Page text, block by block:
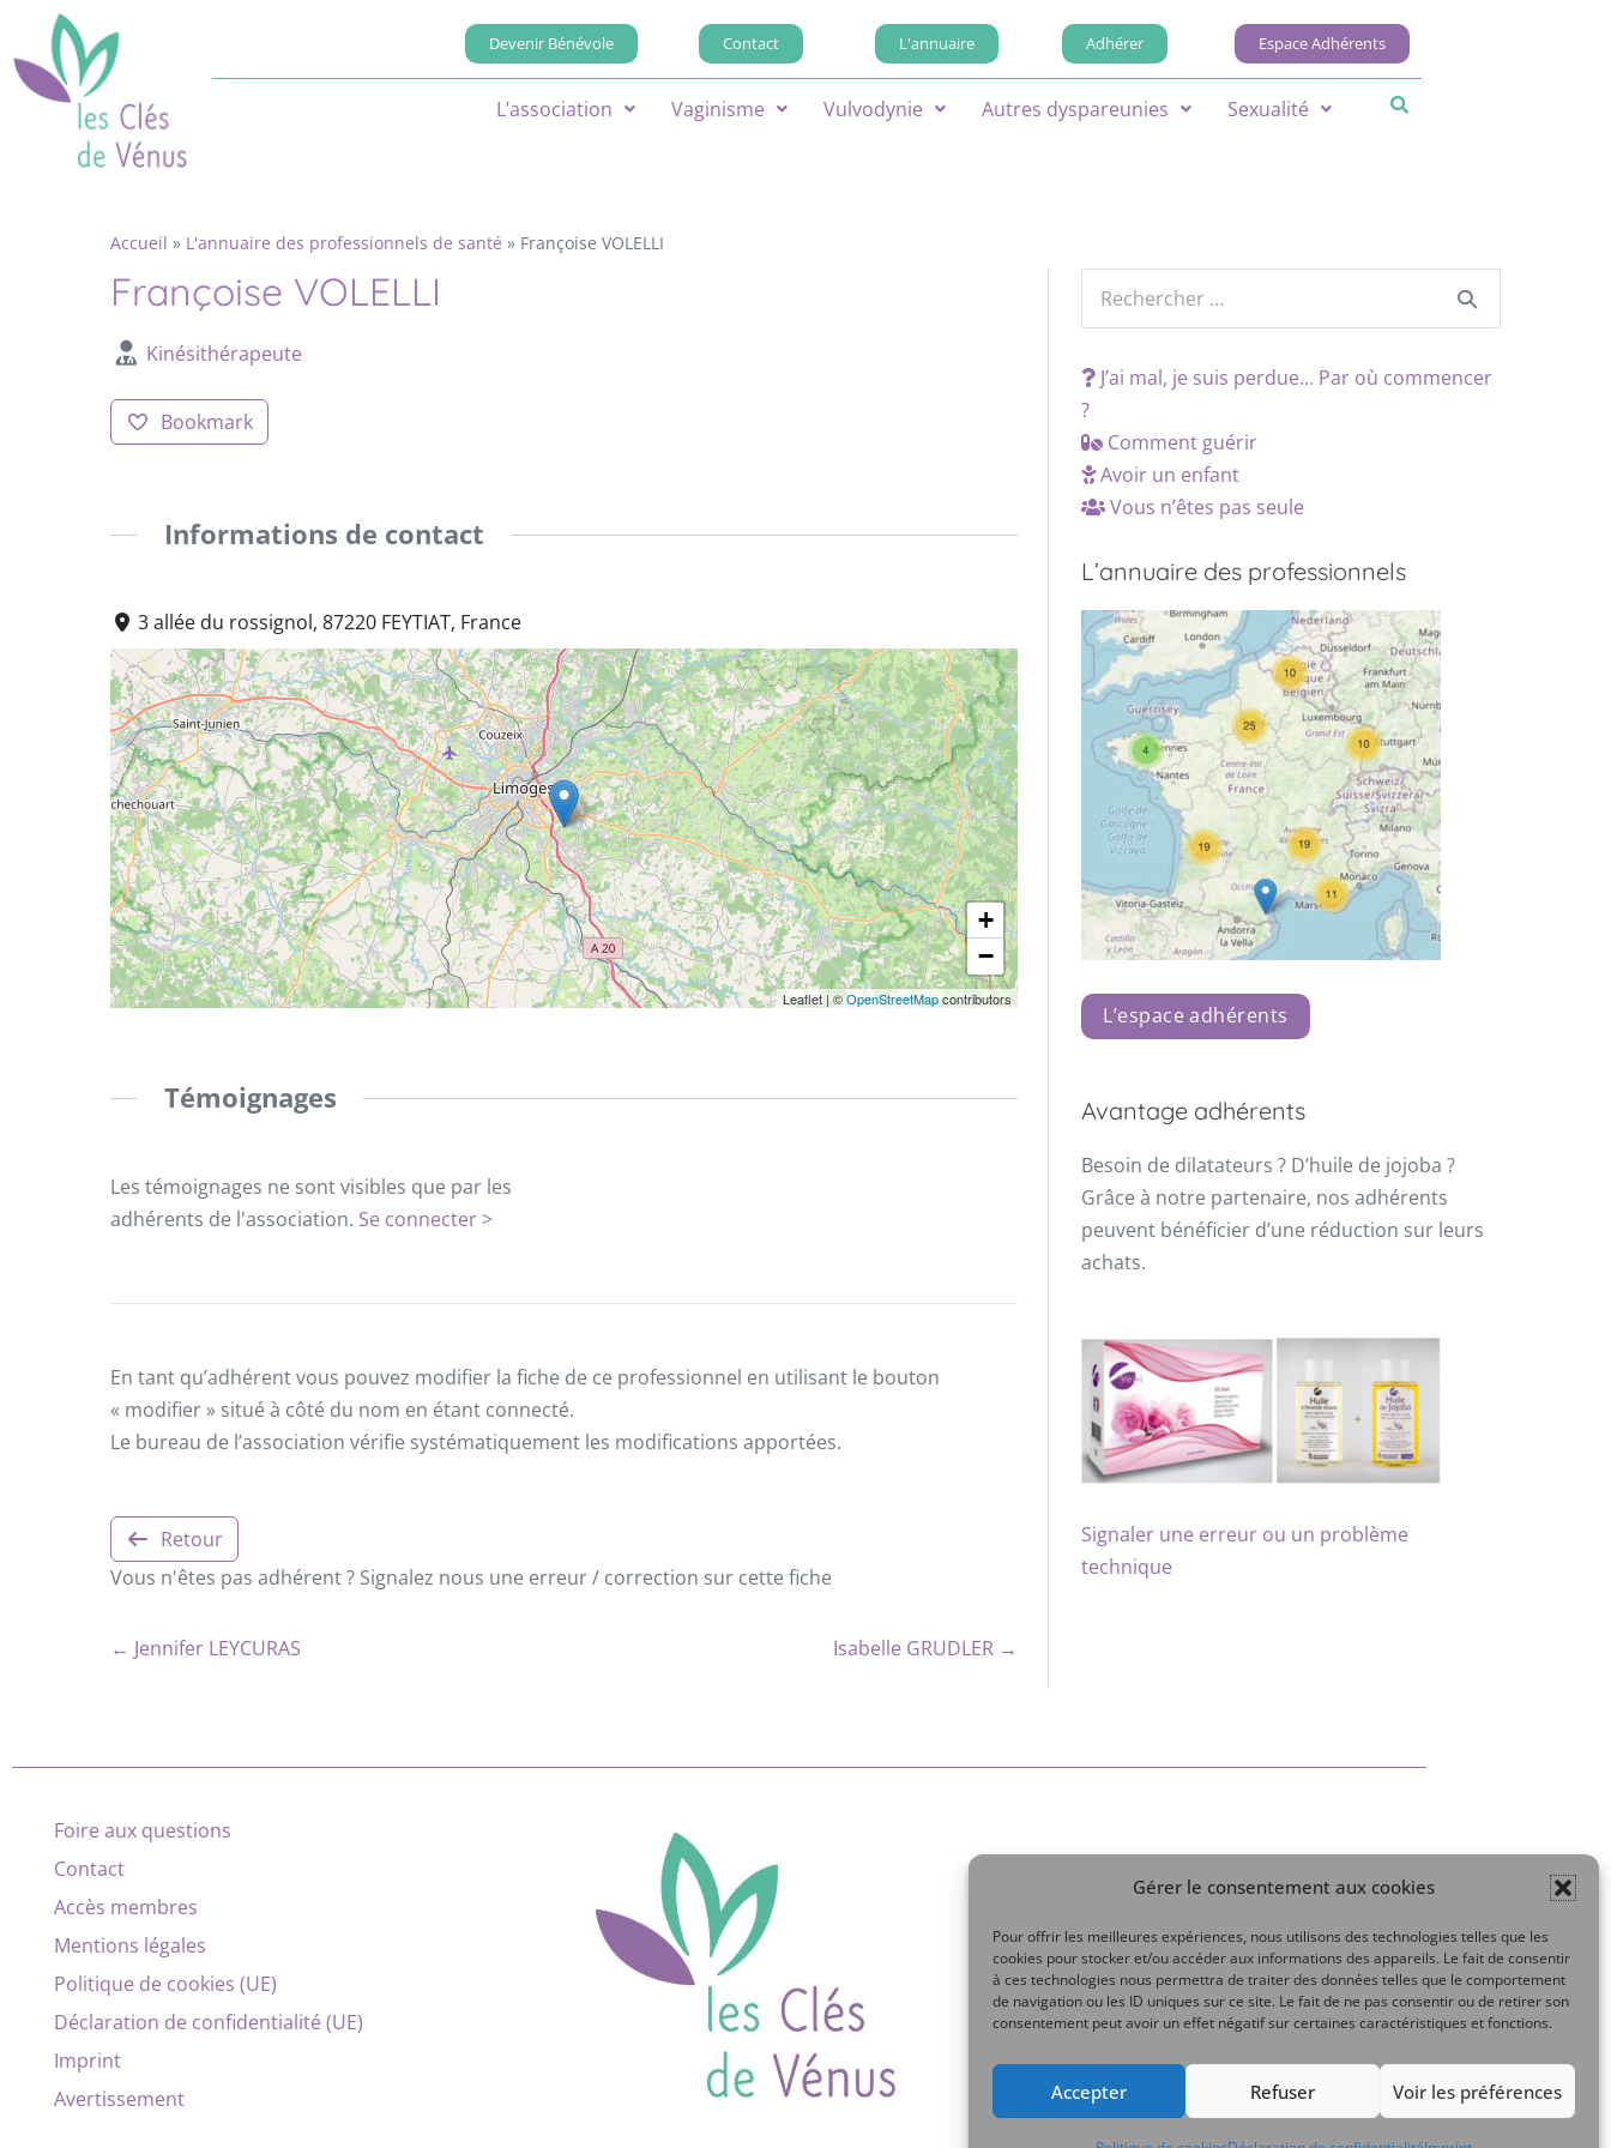
Gérer le consentement aux cookies
Pour offrir les meilleures expériences, nous utilisons des technologies telles que les
cookies pour stocker et/ou accéder aux informations des appareils. Le fait de consentir
à ces technologies nous permettra de traiter des données telles que le comportement
de navigation ou les ID uniques sur ce site. Le fait de ne pas consentir ou de retirer son
consentement peut avoir un effet négatif sur certaines caractéristiques et fonctions.
Accepter Refuser Voir les préférences
Devenir Bénévole Contact L'annuaire Adhérer Espace Adhérents
L’association Vaginisme Vulvodynie Autres dyspareunies Sexualité
Accueil » L'annuaire des professionnels de santé » Françoise VOLELLI
Françoise VOLELLI
Kinésithérapeute
Bookmark
Informations de contact
3 allée du rossignol, 87220 FEYTIAT, France
+
−
Leaflet | ©OpenStreetMapcontributors
Témoignages
Les témoignages ne sont visibles que par les
adhérents de l'association. Se connecter >
En tant qu’adhérent vous pouvez modifier la fiche de ce professionnel en utilisant le bouton
« modifier » situé à côté du nom en étant connecté.
Le bureau de l’association vérifie systématiquement les modifications apportées.
Retour
Vous n'êtes pas adhérent ? Signalez nous une erreur / correction sur cette fiche
← Jennifer LEYCURAS Isabelle GRUDLER →
J’ai mal, je suis perdue… Par où commencer
?
Comment guérir
Avoir un enfant
Vous n’êtes pas seule
L’annuaire des professionnels
L’espace adhérents
Avantage adhérents
Besoin de dilatateurs ? D’huile de jojoba ?
Grâce à notre partenaire, nos adhérents
peuvent bénéficier d’une réduction sur leurs
achats.
Signaler une erreur ou un problème
technique
Foire aux questions
Contact
Accès membres
Mentions légales
Politique de cookies (UE)
Déclaration de confidentialité (UE)
Imprint
Avertissement
Mon compte